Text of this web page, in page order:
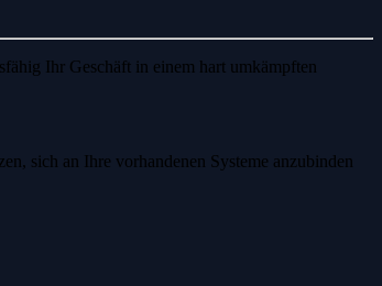
Ihr Geschäft in einem hart umkämpften
sich an Ihre vorhandenen Systeme anzubinden